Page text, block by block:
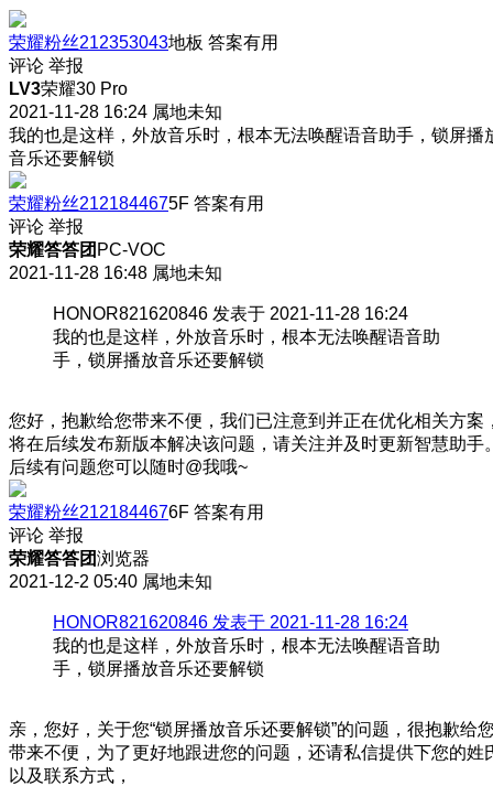
荣耀粉丝212353043地板 答案有用
评论 举报
LV3荣耀30 Pro
2021-11-28 16:24 属地未知
我的也是这样，外放音乐时，根本无法唤醒语音助手，锁屏播
音乐还要解锁
荣耀粉丝2121844675F 答案有用
评论 举报
荣耀答答团 PC-VOC
2021-11-28 16:48 属地未知
HONOR821620846 发表于 2021-11-28 16:24
我的也是这样，外放音乐时，根本无法唤醒语音助
手，锁屏播放音乐还要解锁
您好，抱歉给您带来不便，我们已注意到并正在优化相关方案
将在后续发布新版本解决该问题，请关注并及时更新智慧助手
后续有问题您可以随时@我哦~
荣耀粉丝2121844676F 答案有用
评论 举报
荣耀答答团浏览器
2021-12-2 05:40 属地未知
HONOR821620846 发表于 2021-11-28 16:24
我的也是这样，外放音乐时，根本无法唤醒语音助
手，锁屏播放音乐还要解锁
亲，您好，关于您“锁屏播放音乐还要解锁”的问题，很抱歉给
带来不便，为了更好地跟进您的问题，还请私信提供下您的姓
以及联系方式，